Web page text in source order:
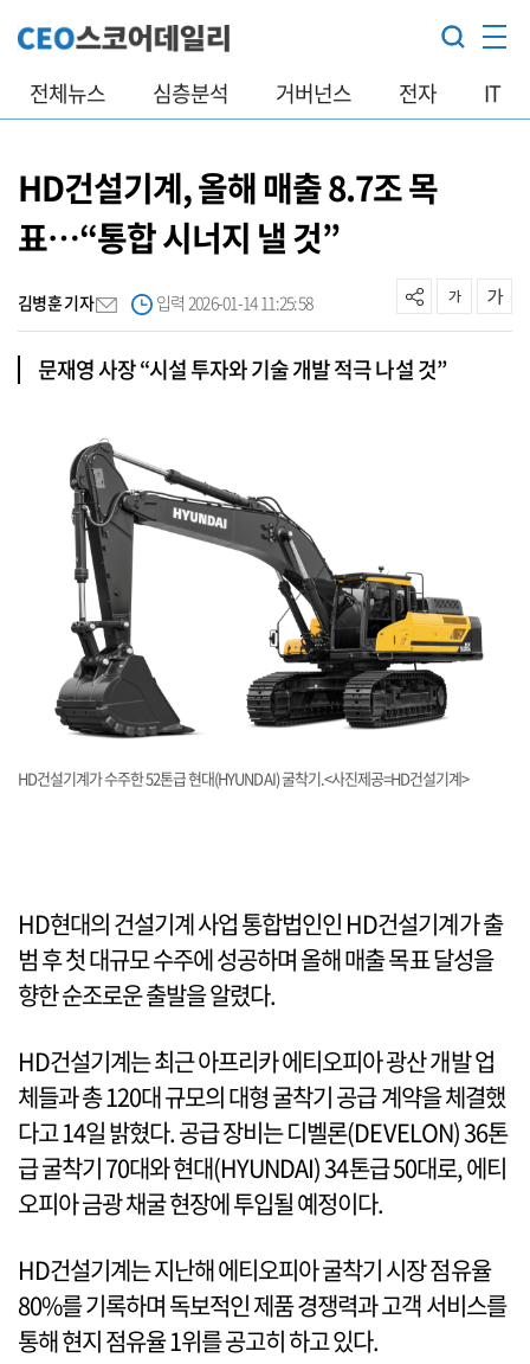
전체뉴스 심층분석 거버넌스 전자 IT
HD건설기계, 올해 매출 8.7조 목
표…“통합 시너지 낼 것”
김병훈 기자 입력 2026-01-14 11:25:58
문재영 사장 “시설 투자와 기술 개발 적극 나설 것”
HD건설기계가 수주한 52톤급 현대(HYUNDAI) 굴착기.<사진제공=HD건설기계>
HD현대의 건설기계 사업 통합법인인 HD건설기계가 출
범 후 첫 대규모 수주에 성공하며 올해 매출 목표 달성을
향한 순조로운 출발을 알렸다.
HD건설기계는 최근 아프리카 에티오피아 광산 개발 업
체들과 총 120대 규모의 대형 굴착기 공급 계약을 체결했
다고 14일 밝혔다. 공급 장비는 디벨론(DEVELON) 36톤
급 굴착기 70대와 현대(HYUNDAI) 34톤급 50대로, 에티
오피아 금광 채굴 현장에 투입될 예정이다.
HD건설기계는 지난해 에티오피아 굴착기 시장 점유율
80%를 기록하며 독보적인 제품 경쟁력과 고객 서비스를
통해 현지 점유율 1위를 공고히 하고 있다.